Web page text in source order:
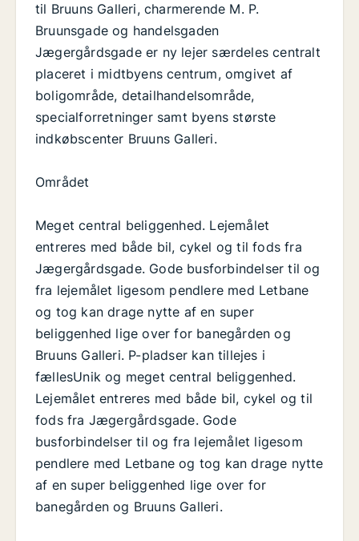
til Bruuns Galleri, charmerende M. P.
Bruunsgade og handelsgaden
Jægergårdsgade er ny lejer særdeles centralt
placeret i midtbyens centrum, omgivet af
boligområde, detailhandelsområde,
specialforretninger samt byens største
indkøbscenter Bruuns Galleri.
Området
Meget central beliggenhed. Lejemålet
entreres med både bil, cykel og til fods fra
Jægergårdsgade. Gode busforbindelser til og
fra lejemålet ligesom pendlere med Letbane
og tog kan drage nytte af en super
beliggenhed lige over for banegården og
Bruuns Galleri. P-pladser kan tillejes i
fællesUnik og meget central beliggenhed.
Lejemålet entreres med både bil, cykel og til
fods fra Jægergårdsgade. Gode
busforbindelser til og fra lejemålet ligesom
pendlere med Letbane og tog kan drage nytte
af en super beliggenhed lige over for
banegården og Bruuns Galleri.